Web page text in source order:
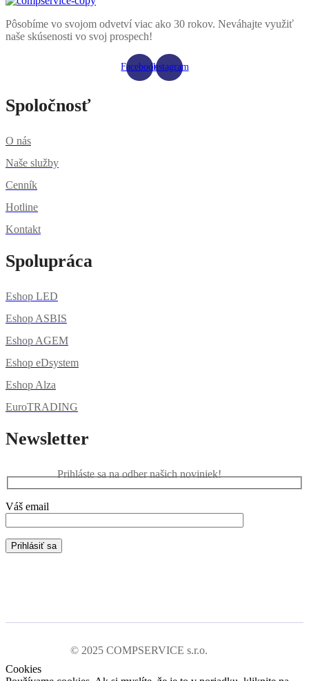
Pôsobíme vo svojom odvetví viac ako 30 rokov. Neváhajte využiť
naše skúsenosti vo svoj prospech!
FacebookInstagram
Spoločnosť
O nás
Naše služby
Cenník
Hotline
Kontakt
Spolupráca
Eshop LED
Eshop ASBIS
Eshop AGEM
Eshop eDsystem
Eshop Alza
EuroTRADING
Newsletter
Prihláste sa na odber našich noviniek!
Váš email
© 2025 COMPSERVICE s.r.o.
Cookies